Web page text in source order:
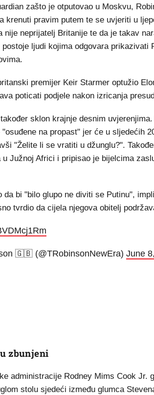
zašto je otputovao u Moskvu,
krenuti pravim putem te se uvjeriti u
nije neprijatelj Britanije te da je takav
ljudi kojima odgovara prikazivati
premijer Keir Starmer optužio
poticati podjele nakon izricanja
sklon krajnje desnim
na propast" jer će u sljedećih
"Želite li se vratiti u džunglu?".
u Južnoj Africi i pripisao je bijelcima
da bi "bilo glupo ne diviti se Putinu",
tvrdio da cijela njegova obitelj
🇬🇧 (@TRobinsonNewEra) June
zbunjeni
administracije Rodney Mims Cook Jr.
stolu sjedeći između glumca